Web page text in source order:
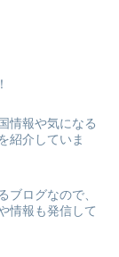
情報や気になる
紹介していま
ブログなので、
情報も発信して